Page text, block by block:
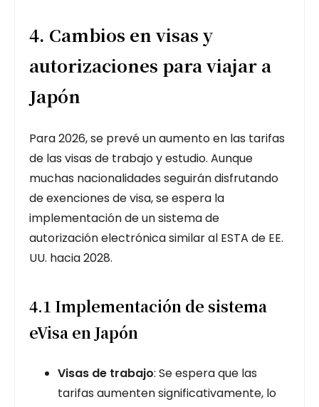
4. Cambios en visas y
autorizaciones para viajar a
Japón
Para 2026, se prevé un aumento en las tarifas
de las visas de trabajo y estudio. Aunque
muchas nacionalidades seguirán disfrutando
de exenciones de visa, se espera la
implementación de un sistema de
autorización electrónica similar al ESTA de EE.
UU. hacia 2028.
4.1 Implementación de sistema
eVisa en Japón
Visas de trabajo: Se espera que las
tarifas aumenten significativamente, lo